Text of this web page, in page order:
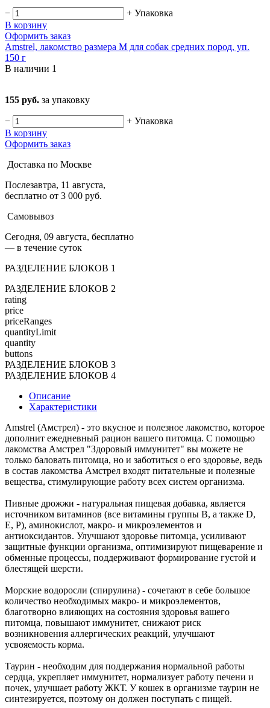
− + Упаковка
В корзину
Оформить заказ
Amstrel, лакомство размера M для собак средних пород, уп.
150 г
В наличии 1
155 руб. за упаковку
− + Упаковка
В корзину
Оформить заказ
Доставка по Москве
Послезавтра, 11 августа,
бесплатно от 3 000 руб.
Самовывоз
Сегодня, 09 августа, бесплатно
— в течение суток
РАЗДЕЛЕНИЕ БЛОКОВ 1
РАЗДЕЛЕНИЕ БЛОКОВ 2
rating
price
priceRanges
quantityLimit
quantity
buttons
РАЗДЕЛЕНИЕ БЛОКОВ 3
РАЗДЕЛЕНИЕ БЛОКОВ 4
Описание
Характеристики
Amstrel (Амстрел) - это вкусное и полезное лакомство, которое
дополнит ежедневный рацион вашего питомца. С помощью
лакомства Амстрел "Здоровый иммунитет" вы можете не
только баловать питомца, но и заботиться о его здоровье, ведь
в состав лакомства Амстрел входят питательные и полезные
вещества, стимулирующие работу всех систем организма.
Пивные дрожжи - натуральная пищевая добавка, является
источником витаминов (все витамины группы В, а также D,
E, P), аминокислот, макро- и микроэлементов и
антиоксидантов. Улучшают здоровье питомца, усиливают
защитные функции организма, оптимизируют пищеварение и
обменные процессы, поддерживают формирование густой и
блестящей шерсти.
Морские водоросли (спирулина) - сочетают в себе большое
количество необходимых макро- и микроэлементов,
благотворно влияющих на состояния здоровья вашего
питомца, повышают иммунитет, снижают риск
возникновения аллергических реакций, улучшают
усвояемость корма.
Таурин - необходим для поддержания нормальной работы
сердца, укрепляет иммунитет, нормализует работу печени и
почек, улучшает работу ЖКТ. У кошек в организме таурин не
синтезируется, поэтому он должен поступать с пищей.